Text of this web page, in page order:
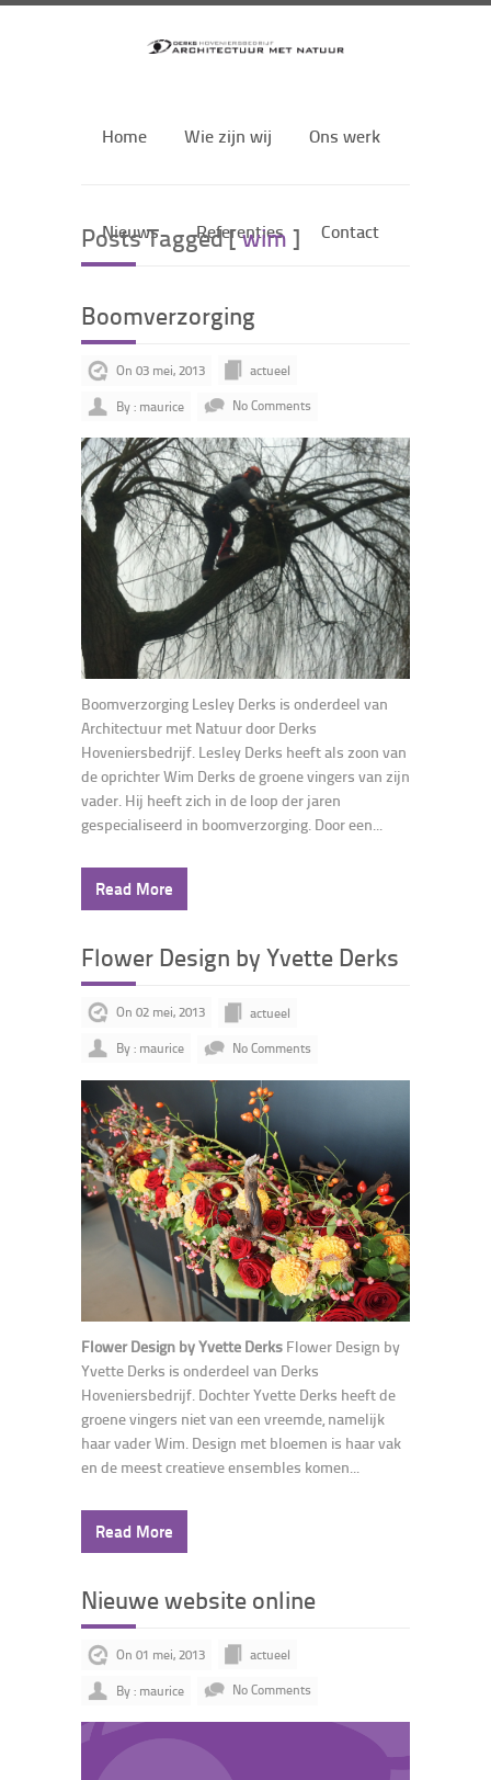
Home Wie zijn wij Ons werk
Nieuws Referenties Contact
Posts Tagged [wim]
Boomverzorging
On 03 mei, 2013
actueel
By : maurice
No Comments
Boomverzorging Lesley Derks is onderdeel van
Architectuur met Natuur door Derks
Hoveniersbedrijf. Lesley Derks heeft als zoon van
de oprichter Wim Derks de groene vingers van zijn
vader. Hij heeft zich in de loop der jaren
gespecialiseerd in boomverzorging. Door een...
Read More
Flower Design by Yvette Derks
On 02 mei, 2013
actueel
By : maurice
No Comments
Flower Design by Yvette Derks Flower Design by
Yvette Derks is onderdeel van Derks
Hoveniersbedrijf. Dochter Yvette Derks heeft de
groene vingers niet van een vreemde, namelijk
haar vader Wim. Design met bloemen is haar vak
en de meest creatieve ensembles komen...
Read More
Nieuwe website online
On 01 mei, 2013
actueel
By : maurice
No Comments